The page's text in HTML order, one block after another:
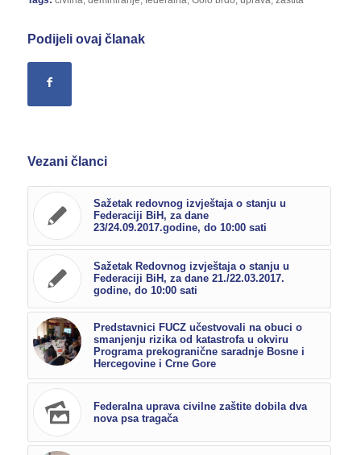
Podijeli ovaj članak
Vezani članci
Sažetak redovnog izvještaja o stanju u
Federaciji BiH, za dane
23/24.09.2017.godine, do 10:00 sati
Sažetak Redovnog izvještaja o stanju u
Federaciji BiH, za dane 21./22.03.2017.
godine, do 10:00 sati
Predstavnici FUCZ učestvovali na obuci o
smanjenju rizika od katastrofa u okviru
Programa prekogranične saradnje Bosne i
Hercegovine i Crne Gore
Federalna uprava civilne zaštite dobila dva
nova psa tragača